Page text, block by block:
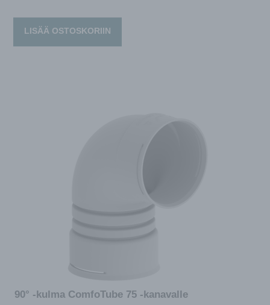
LISÄÄ OSTOSKORIIN
90° -kulma ComfoTube 75 -kanavalle